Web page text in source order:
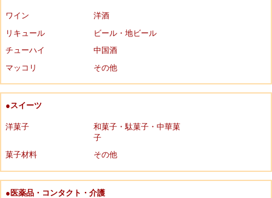
ワイン
洋酒
リキュール
ビール・地ビール
チューハイ
中国酒
マッコリ
その他
●スイーツ
洋菓子
和菓子・駄菓子・中華菓
子
菓子材料
その他
●医薬品・コンタクト・介護